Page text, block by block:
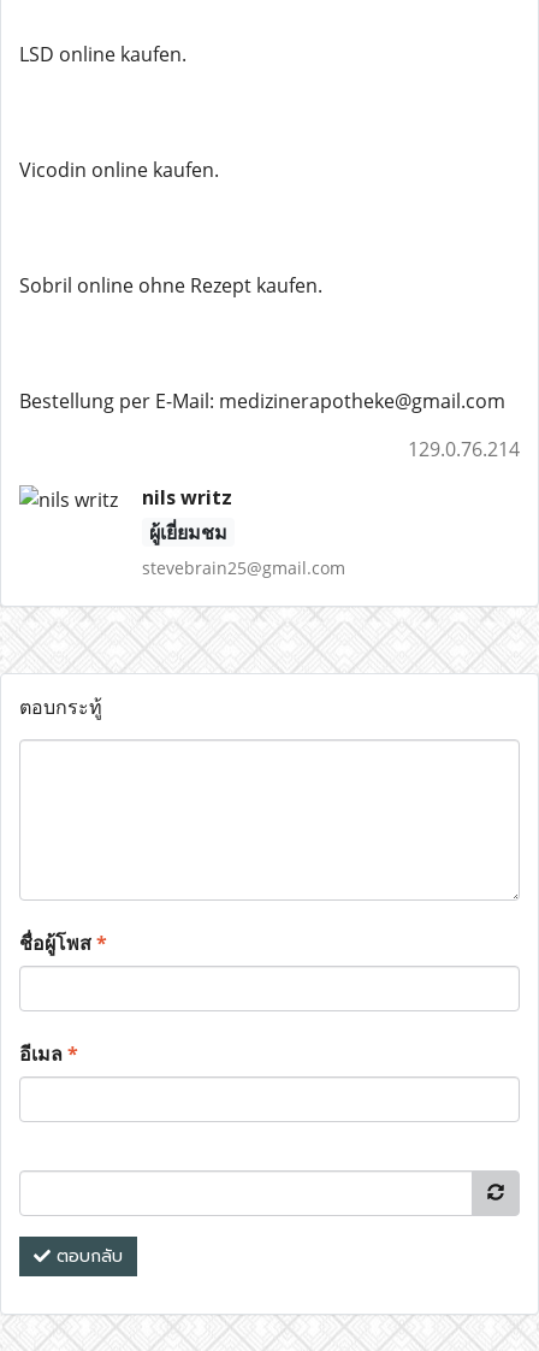
LSD online kaufen.
Vicodin online kaufen.
Sobril online ohne Rezept kaufen.
Bestellung per E-Mail: medizinerapotheke@gmail.com
129.0.76.214
nils writz
ผู้เยี่ยมชม
stevebrain25@gmail.com
ตอบกระทู้
ชื่อผู้โพส*
อีเมล*
ตอบกลับ